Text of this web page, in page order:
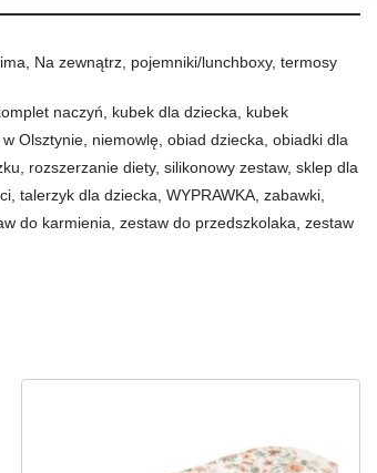
Na zewnątrz pojemniki/lunchboxy,termosy
naczyń kubek dla dziecka
kubek
Olsztynie niemowlę ,obiad dziecka ,obiadki dla
rozszerzanie diety,silikonowy zestaw,sklep dla
,talerzyk dla dziecka ,WYPRAWKA ,zabawki
do karmienia ,zestaw do przedszkolaka ,zestaw